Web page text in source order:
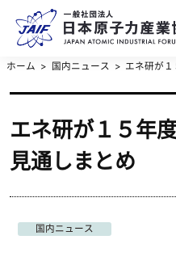
ホーム 国内ニュース エネ研が
エネ研が１５年
見通しまとめ
国内ニュース